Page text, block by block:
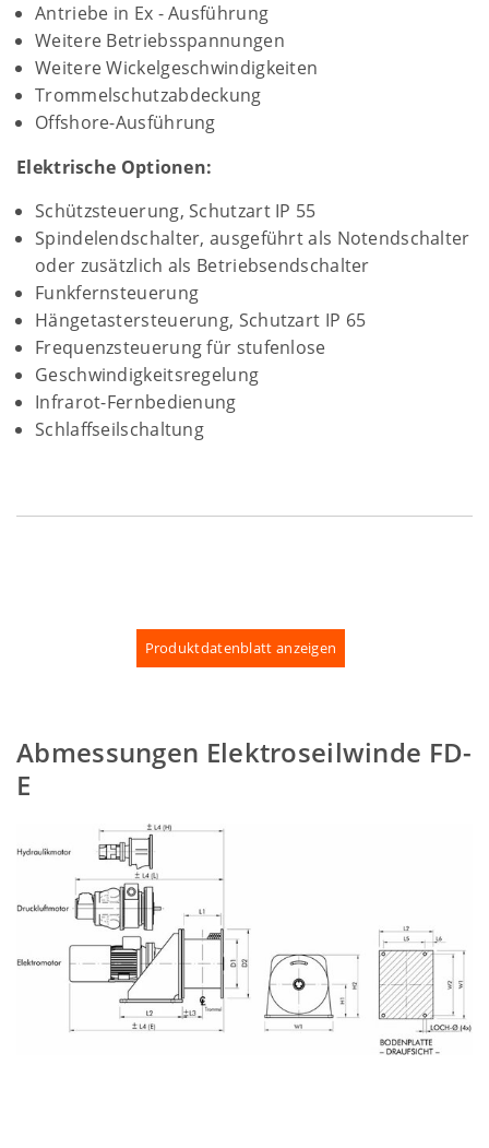
Antriebe in Ex - Ausführung
Weitere Betriebsspannungen
Weitere Wickelgeschwindigkeiten
Trommelschutzabdeckung
Offshore-Ausführung
Elektrische Optionen:
Schützsteuerung, Schutzart IP 55
Spindelendschalter, ausgeführt als Notendschalter
oder zusätzlich als Betriebsendschalter
Funkfernsteuerung
Hängetastersteuerung, Schutzart IP 65
Frequenzsteuerung für stufenlose
Geschwindigkeitsregelung
Infrarot-Fernbedienung
Schlaffseilschaltung
Produktdatenblatt anzeigen
Abmessungen Elektroseilwinde FD-
E